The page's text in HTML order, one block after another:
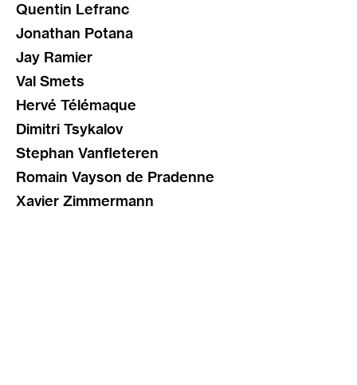
Quentin Lefranc
Jonathan Potana
Jay Ramier
Val Smets
Hervé Télémaque
Dimitri Tsykalov
Stephan Vanfleteren
Romain Vayson de Pradenne
Xavier Zimmermann